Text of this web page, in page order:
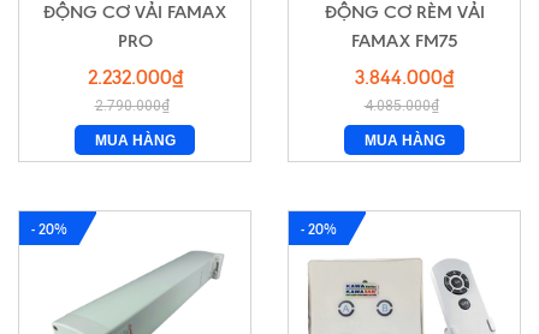
ĐỘNG CƠ VẢI FAMAX
PRO
2.232.000₫
2.790.000₫
MUA HÀNG
ĐỘNG CƠ RÈM VẢI
FAMAX FM75
3.844.000₫
4.085.000₫
MUA HÀNG
- 20% - 20%